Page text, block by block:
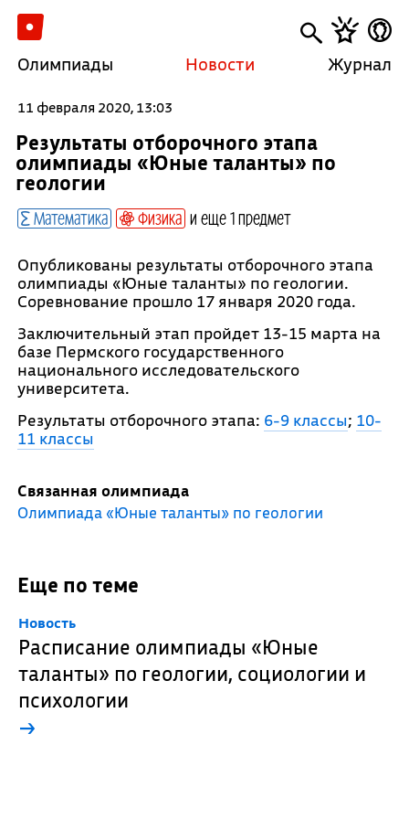
Олимпиады Новости Журнал
11 февраля 2020, 13:03
Результаты отборочного этапа
олимпиады «Юные таланты» по
геологии
Математика Физика и еще 1 предмет
Опубликованы результаты отборочного этапа
олимпиады «Юные таланты» по геологии.
Соревнование прошло 17 января 2020 года.
Заключительный этап пройдет 13-15 марта на
базе Пермского государственного
национального исследовательского
университета.
Результаты отборочного этапа: 6-9 классы; 10-
11 классы
Связанная олимпиада
Олимпиада «Юные таланты» по геологии
Еще по теме
Новость
Расписание олимпиады «Юные
таланты» по геологии, социологии и
психологии
→